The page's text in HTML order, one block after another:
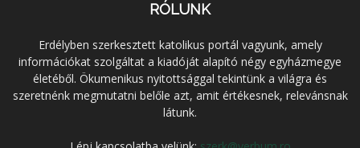
RÓLUNK
Erdélyben szerkesztett katolikus portál vagyunk, amely
információkat szolgáltat a kiadóját alapító négy egyházmegye
életéből. Ökumenikus nyitottsággal tekintünk a világra és
szeretnénk megmutatni belőle azt, amit értékesnek, relevánsnak
látunk.